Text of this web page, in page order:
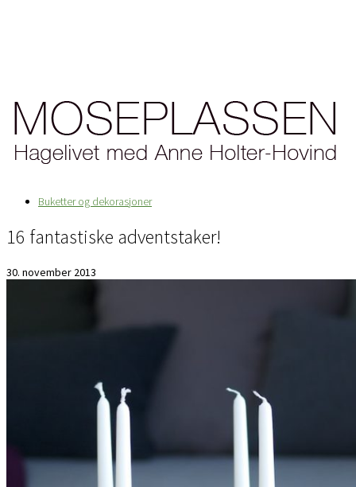
Buketter og dekorasjoner
16 fantastiske adventstaker!
30. november 2013